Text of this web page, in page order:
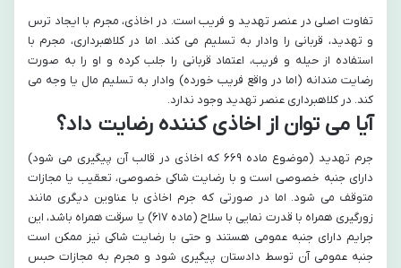
تفاوت اصلی در عنصر تهدید و فریب است. در اخاذی، مجرم با ایجاد ترس
و تهدید، قربانی را وادار به تسلیم می کند. اما در کلاهبرداری، مجرم با
استفاده از حیله و فریب، اعتماد قربانی را جلب کرده و او را به صورت
رضایت مندانه (اما در واقع فریب خورده) وادار به تسلیم مال یا وجه می
کند. در کلاهبرداری عنصر تهدید وجود ندارد.
آیا می توان از اخاذی کننده رضایت داد؟
جرم تهدید (موضوع ماده ۶۶۹ که اخاذی در قالب آن پیگیری می شود)
دارای جنبه خصوصی است و با رضایت شاکی خصوصی، تعقیب یا مجازات
متوقف می شود. اما در صورتی که جرم اخاذی با عناوین دیگری مانند
زورگیری همراه با قدرت نمایی با سلاح (ماده ۶۱۷) یا سرقت همراه باشد، این
جرایم دارای جنبه عمومی هستند و حتی با رضایت شاکی نیز ممکن است
جنبه عمومی آن توسط دادستان پیگیری شود و مجرم به مجازات حبس